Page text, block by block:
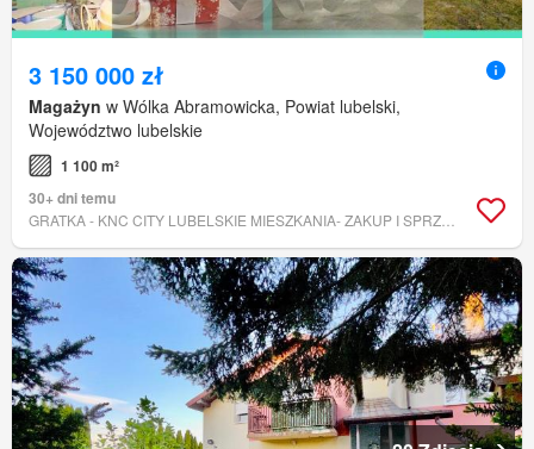
3 150 000 zł
Magażyn w Wólka Abramowicka, Powiat lubelski,
Województwo lubelskie
1 100 m²
30+ dni temu